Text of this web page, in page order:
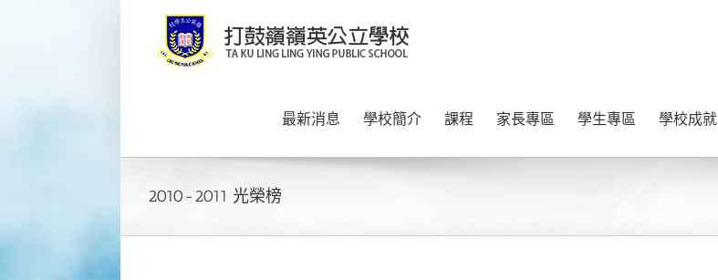
最新消息 學校簡介 課程 家長專區 學生專區 學校成就
2010-2011 光榮榜